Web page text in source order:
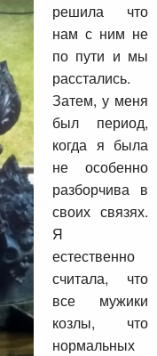
решила что
нам с ним не
по пути и мы
расстались.
Затем, у меня
был период,
когда я была
не особенно
разборчива в
своих связях.
Я
естественно
считала, что
все мужики
козлы, что
нормальных